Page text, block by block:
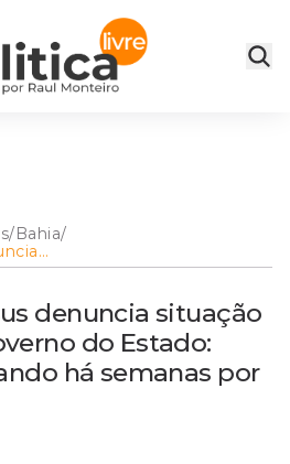
/Bahia/
denuncia situação
do Estado:
há semanas por